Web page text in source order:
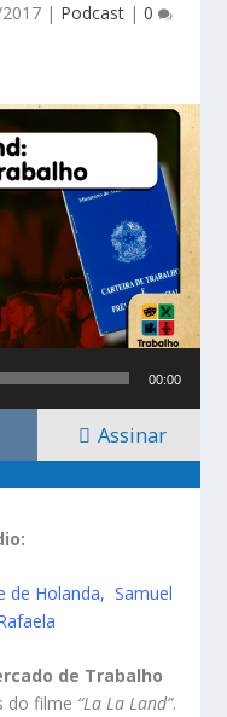
| Podcast | 0
00:00
Assinar
de Holanda, Samuel
de Trabalho
do filme “La La Land”.